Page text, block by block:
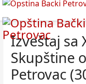
Izveštaj sa
Skupštine
Petrovac